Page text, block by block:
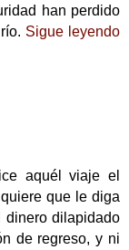
han perdido
Sigue leyendo
aquél viaje el
que le diga
dinero dilapidado
de regreso, y ni